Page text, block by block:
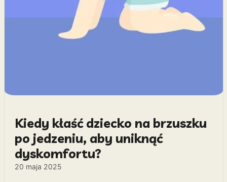
Kiedy kłaść dziecko na brzuszku
po jedzeniu, aby uniknąć
dyskomfortu?
20 maja 2025